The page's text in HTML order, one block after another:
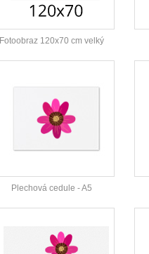
Fotoobraz 120x70 cm velký
Plechová cedule - A5